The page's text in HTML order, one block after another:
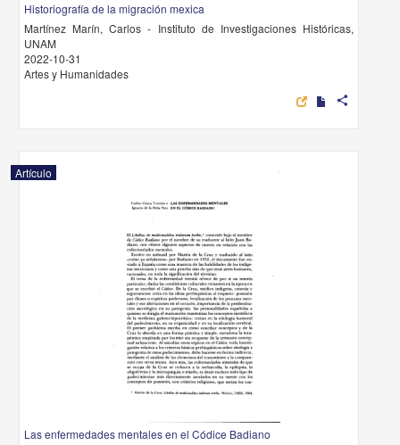
Historiografía de la migración mexica
Martínez Marín, Carlos - Instituto de Investigaciones Históricas,
UNAM
2022-10-31
Artes y Humanidades
share
Artículo
Las enfermedades mentales en el Códice Badiano